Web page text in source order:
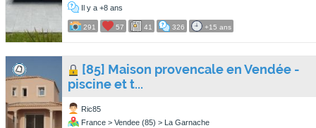
Il y a +8 ans
291 57 41 326 +15 ans
[85] Maison provencale en Vendée -
piscine et t...
Ric85
France > Vendee (85) > La Garnache